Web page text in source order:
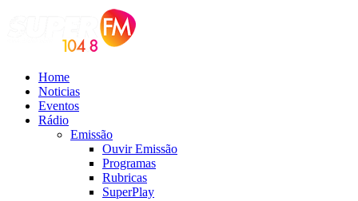
Home
Noticias
Eventos
Rádio
Emissão
Ouvir Emissão
Programas
Rubricas
SuperPlay